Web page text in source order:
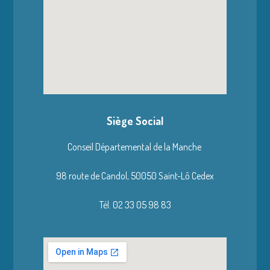
Siège Social
Conseil Départemental de la Manche
98 route de Candol, 50050 Saint-Lô Cedex
Tél. 02 33 05 98 83